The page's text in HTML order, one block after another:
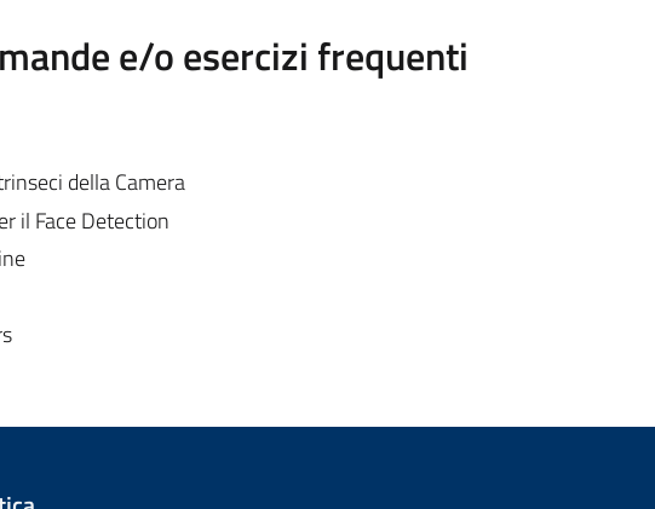
e/o esercizi frequenti
della Camera
il Face Detection